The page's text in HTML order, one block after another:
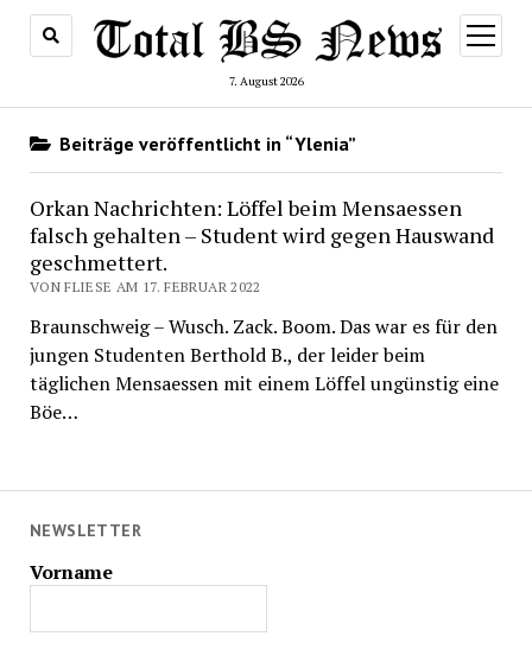
7. August 2026
Menü
öffnen
NEWSLETTER
Vorname
Beiträge veröffentlicht in “Ylenia”
Orkan Nachrichten: Löffel beim Mensaessen
falsch gehalten – Student wird gegen Hauswand
geschmettert.
VON FLIESE AM 17. FEBRUAR 2022
Braunschweig – Wusch. Zack. Boom. Das war es für den
jungen Studenten Berthold B., der leider beim
täglichen Mensaessen mit einem Löffel ungünstig eine
Böe…